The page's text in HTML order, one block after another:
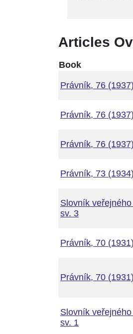
Articles
Book
Právník, 76 (1937)
Právník, 76 (1937)
Právník, 76 (1937)
Právník, 73 (1934)
Slovník
sv. 3
Právník, 70 (1931)
Právník, 70 (1931)
Slovník
sv. 1